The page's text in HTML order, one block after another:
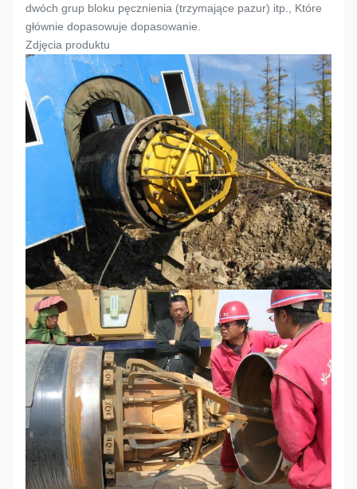
dwóch grup bloku pęcznienia (trzymające pazur) itp., Które
głównie dopasowuje dopasowanie.
Zdjęcia produktu